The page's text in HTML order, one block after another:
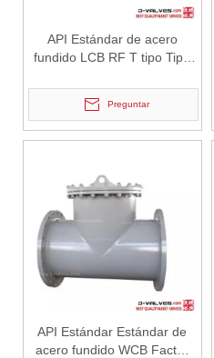
2026-07-04
En sistemas de tuberías
API Estándar de acero
fundido LCB RF T tipo Tipo
Preguntar
API Estándar Estándar de
acero fundido WCB Factor